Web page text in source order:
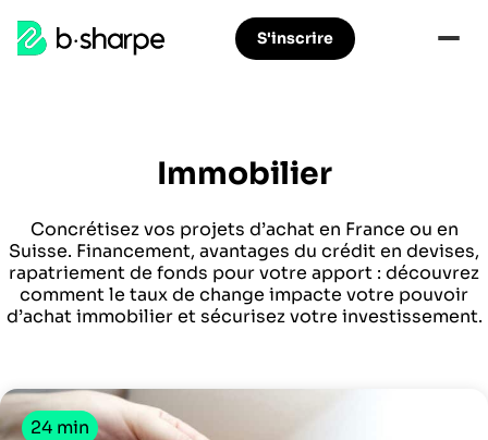
Aller
Aller
b-
sharpe
S'inscrire
Immobilier
Concrétisez vos projets d’achat en France ou en
Suisse. Financement, avantages du crédit en devises,
rapatriement de fonds pour votre apport : découvrez
comment le taux de change impacte votre pouvoir
d’achat immobilier et sécurisez votre investissement.
24 min